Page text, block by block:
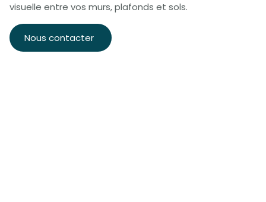
visuelle entre vos murs, plafonds et sols.
Nous contacter